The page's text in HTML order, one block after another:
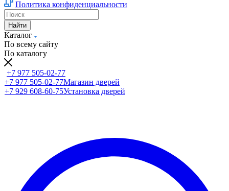
Политика конфиденциальности
Найти
Каталог
По всему сайту
По каталогу
+7 977 505-02-77
+7 977 505-02-77Магазин дверей
+7 929 608-60-75Установка дверей